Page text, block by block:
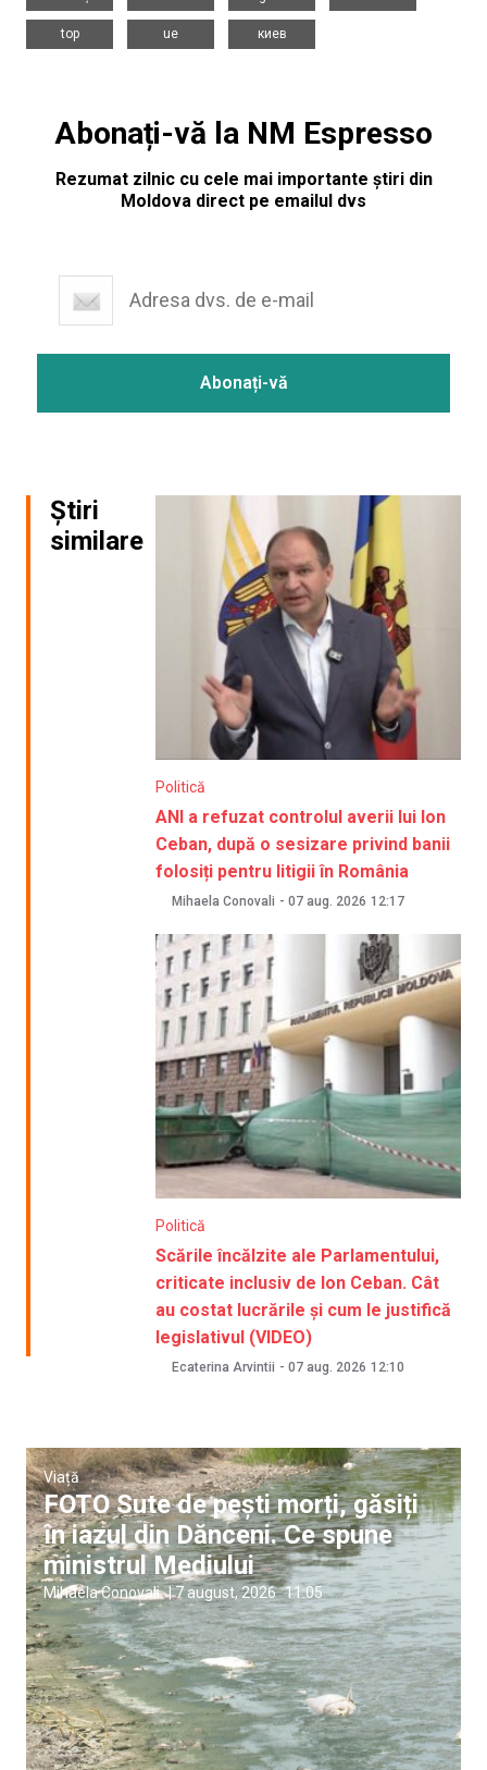
top
ue
киев
Abonați-vă la NM Espresso
Rezumat zilnic cu cele mai importante știri din
Moldova direct pe emailul dvs
Știri
similare
Politică
ANI a refuzat controlul averii lui Ion
Ceban, după o sesizare privind banii
folosiți pentru litigii în România
Mihaela Conovali - 07 aug. 2026 12:17
Politică
Scările încălzite ale Parlamentului,
criticate inclusiv de Ion Ceban. Cât
au costat lucrările și cum le justifică
legislativul (VIDEO)
Ecaterina Arvintii - 07 aug. 2026 12:10
Viață
FOTO Sute de pești morți, găsiți
în iazul din Dănceni. Ce spune
ministrul Mediului
Mihaela Conovali |7 august, 2026 11:05